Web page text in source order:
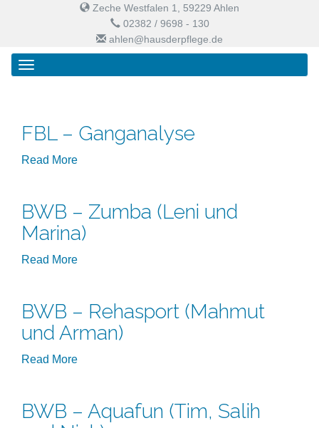
Zeche Westfalen 1, 59229 Ahlen
02382 / 9698 - 130
ahlen@hausderpflege.de
Primary
Menu
Skip
Haus der Pflege
FBL – Ganganalyse
Read More
BWB – Zumba (Leni und
Marina)
Read More
BWB – Rehasport (Mahmut
und Arman)
Read More
BWB – Aquafun (Tim, Salih